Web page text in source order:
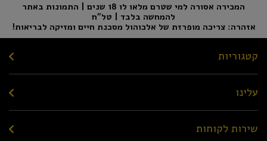
המכירה אסורה למי שטרם מלאו לו 18 שנים | התמונות באתר
להמחשה בלבד | טל"ח
אזהרה: צריכה מופרזת של אלכוהול מסכנת חיים ומזיקה לבריאות!
קטגוריות
עלינו
שירות לקוחות